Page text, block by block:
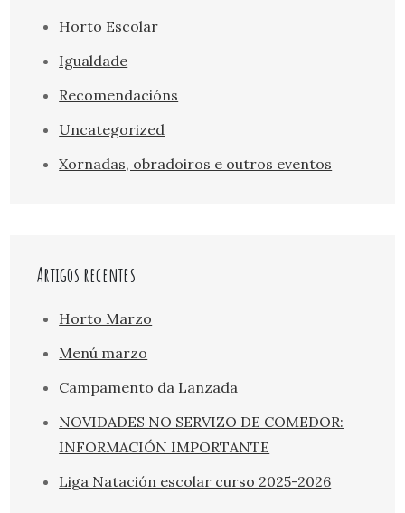
Horto Escolar
Igualdade
Recomendacións
Uncategorized
Xornadas, obradoiros e outros eventos
Artigos recentes
Horto Marzo
Menú marzo
Campamento da Lanzada
NOVIDADES NO SERVIZO DE COMEDOR:
INFORMACIÓN IMPORTANTE
Liga Natación escolar curso 2025-2026